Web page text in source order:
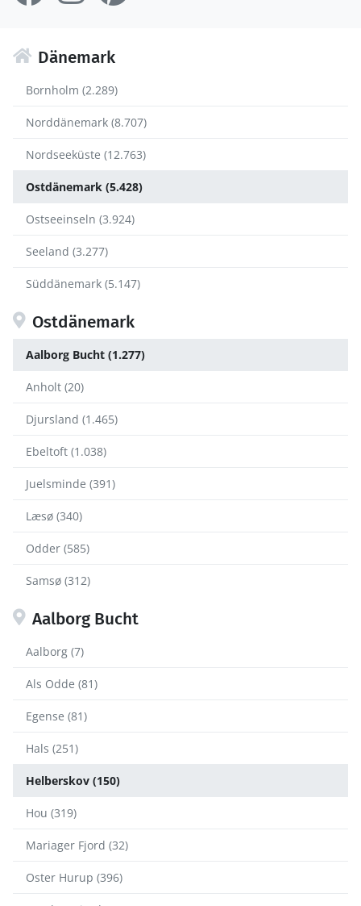
Dänemark
Bornholm (2.289)
Norddänemark (8.707)
Nordseeküste (12.763)
Ostdänemark (5.428)
Ostseeinseln (3.924)
Seeland (3.277)
Süddänemark (5.147)
Ostdänemark
Aalborg Bucht (1.277)
Anholt (20)
Djursland (1.465)
Ebeltoft (1.038)
Juelsminde (391)
Læsø (340)
Odder (585)
Samsø (312)
Aalborg Bucht
Aalborg (7)
Als Odde (81)
Egense (81)
Hals (251)
Helberskov (150)
Hou (319)
Mariager Fjord (32)
Oster Hurup (396)